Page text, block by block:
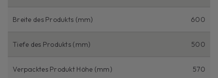
Breite des Produkts (mm) 600
Tiefe des Produkts (mm) 500
Verpacktes Produkt Höhe (mm) 570